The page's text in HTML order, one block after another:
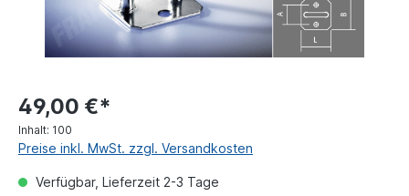
49,00 €*
Inhalt: 100
Preise inkl. MwSt. zzgl. Versandkosten
Verfügbar, Lieferzeit 2-3 Tage